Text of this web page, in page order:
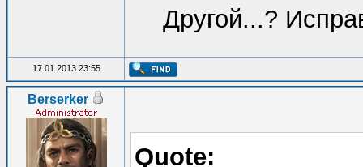
Другой...?
17.01.2013 23:55
Berserker
Quote: